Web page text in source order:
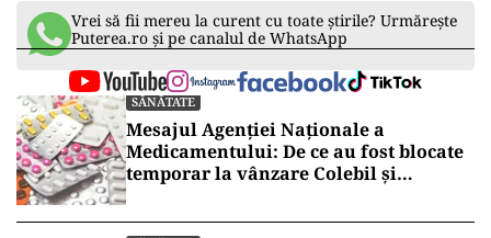
Vrei să fii mereu la curent cu toate știrile? Urmărește
Puterea.ro și pe canalul de WhatsApp
SĂNĂTATE
Mesajul Agenției Naționale a
Medicamentului: De ce au fost blocate
temporar la vânzare Colebil și